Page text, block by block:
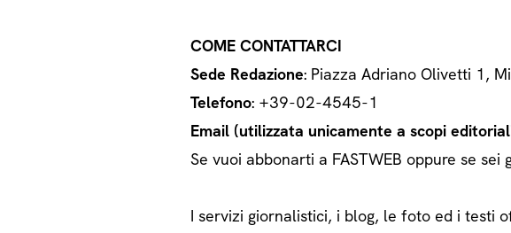
COME CONTATTARCI
Sede Redazione: Piazza Adriano Olivetti 1,
Telefono: +39-02-4545-1
Email (utilizzata unicamente a scopi
Se vuoi abbonarti a FASTWEB oppure se
I servizi giornalistici, i blog, le foto ed i testi